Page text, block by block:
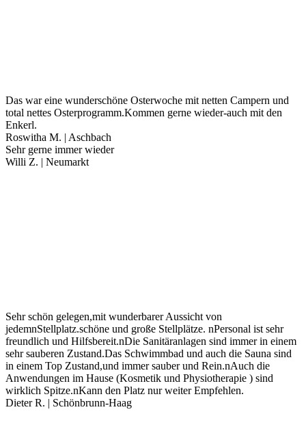
Das war eine wunderschöne Osterwoche mit netten Campern und
total nettes Osterprogramm.Kommen gerne wieder-auch mit den
Enkerl.
Roswitha M. | Aschbach
Sehr gerne immer wieder
Willi Z. | Neumarkt
Sehr schön gelegen,mit wunderbarer Aussicht von
jedemnStellplatz.schöne und große Stellplätze. nPersonal ist sehr
freundlich und Hilfsbereit.nDie Sanitäranlagen sind immer in einem
sehr sauberen Zustand.Das Schwimmbad und auch die Sauna sind
in einem Top Zustand,und immer sauber und Rein.nAuch die
Anwendungen im Hause (Kosmetik und Physiotherapie ) sind
wirklich Spitze.nKann den Platz nur weiter Empfehlen.
Dieter R. | Schönbrunn-Haag